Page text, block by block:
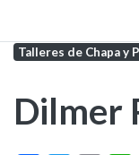
Talleres de Chapa y
Dilmer